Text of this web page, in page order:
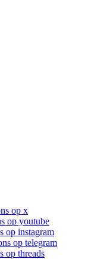
op x
op youtube
op instagram
op telegram
op threads